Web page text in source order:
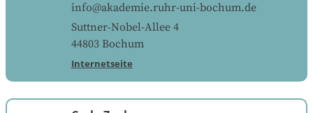
info@akademie.ruhr-uni-bochum.de
Suttner-Nobel-Allee 4
44803 Bochum
Internetseite